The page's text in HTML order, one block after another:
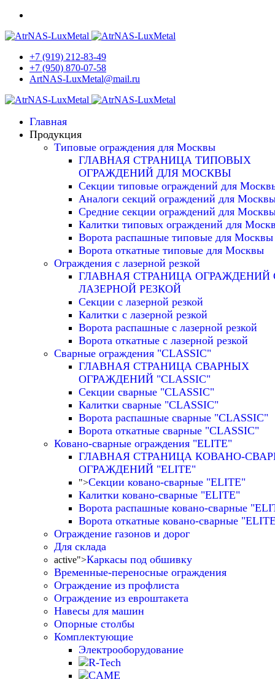
+7 (919) 212-83-49
+7 (950) 870-07-58
ArtNAS-LuxMetal@mail.ru
Главная
Продукция
Типовые ограждения для Москвы
ГЛАВНАЯ СТРАНИЦА ТИПОВЫХ
ОГРАЖДЕНИЙ ДЛЯ МОСКВЫ
Секции типовые ограждений для
Аналоги секций ограждений для
Средние секции ограждений для
Калитки типовых ограждений для
Ворота распашные типовые для Москвы
Ворота откатные типовые для Москвы
Ограждения с лазерной резкой
ГЛАВНАЯ СТРАНИЦА ОГРАЖДЕНИЙ
ЛАЗЕРНОЙ РЕЗКОЙ
Секции с лазерной резкой
Калитки с лазерной резкой
Ворота распашные с лазерной резкой
Ворота откатные с лазерной резкой
Сварные ограждения "CLASSIC"
ГЛАВНАЯ СТРАНИЦА СВАРНЫХ
ОГРАЖДЕНИЙ "CLASSIC"
Секции сварные "CLASSIC"
Калитки сварные "CLASSIC"
Ворота распашные сварные "CLASSIC"
Ворота откатные сварные "CLASSIC"
Ковано-сварные ограждения "ELITE"
ГЛАВНАЯ СТРАНИЦА КОВАНО-
ОГРАЖДЕНИЙ "ELITE"
">Секции ковано-сварные "ELITE"
Калитки ковано-сварные "ELITE"
Ворота распашные ковано-сварные
Ворота откатные ковано-сварные
Ограждение газонов и дорог
Для склада
active">Каркасы под обшивку
Временные-переносные ограждения
Ограждение из профлиста
Ограждение из евроштакета
Навесы для машин
Опорные столбы
Комплектующие
Электрооборудование